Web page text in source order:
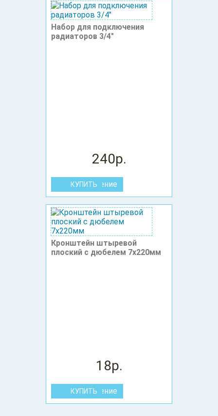
Набор для подключения
радиаторов 3/4"
240р.
В сравнение
Кронштейн штыревой
плоский с дюбелем 7x220мм
18р.
В сравнение